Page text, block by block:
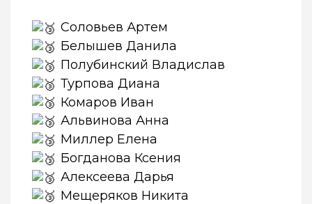
Соловьев Артем
Белышев Данила
Полубинский Владислав
Турпова Диана
Комаров Иван
Альвинова Анна
Миллер Елена
Богданова Ксения
Алексеева Дарья
Мещеряков Никита